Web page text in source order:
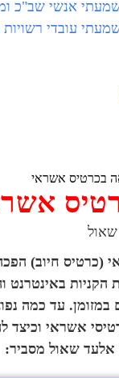
אנשי שב"כ
עובדי רשויות
בכרטיס אשראי
(כרטיס חיוב)
באינטרנט
עד כמה
אשראי וכיצד
אלעד שאול מסביר: